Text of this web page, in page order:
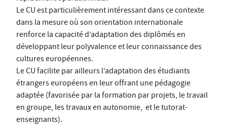
Le CU est particulièrement intéressant dans ce contexte
dans la mesure où son orientation internationale
renforce la capacité d’adaptation des diplômés en
développant leur polyvalence et leur connaissance des
cultures européennes.
Le CU facilite par ailleurs l’adaptation des étudiants
étrangers européens en leur offrant une pédagogie
adaptée (favorisée par la formation par projets, le travail
en groupe, les travaux en autonomie, et le tutorat-
enseignants).